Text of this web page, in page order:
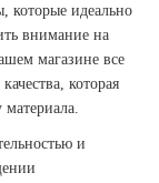
которые идеально
внимание на
магазине все
которая
и